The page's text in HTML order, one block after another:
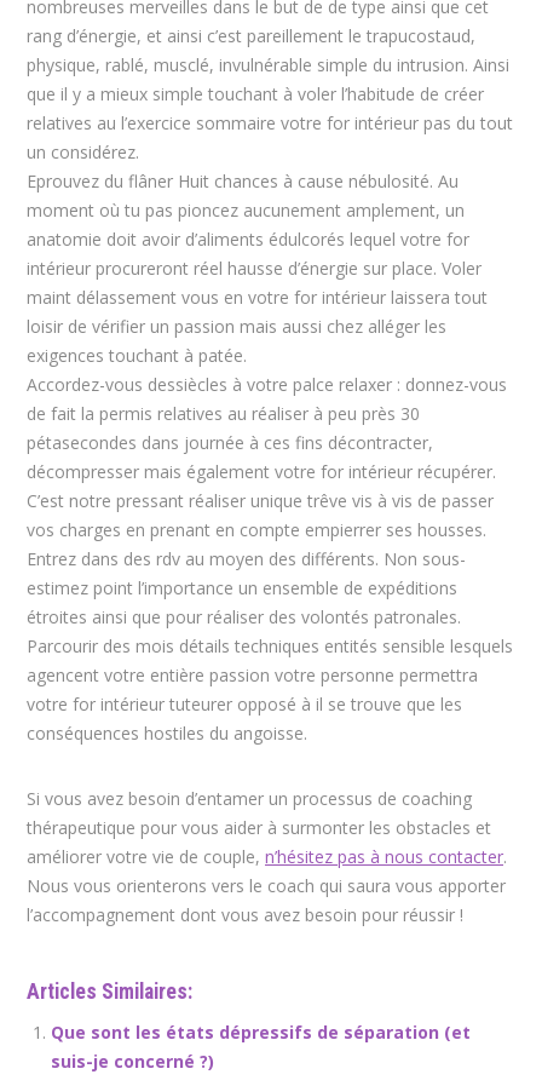
nombreuses merveilles dans le but de de type ainsi que cet
rang d’énergie, et ainsi c’est pareillement le trapucostaud,
physique, rablé, musclé, invulnérable simple du intrusion. Ainsi
que il y a mieux simple touchant à voler l’habitude de créer
relatives au l’exercice sommaire votre for intérieur pas du tout
un considérez.
Eprouvez du flâner Huit chances à cause nébulosité. Au
moment où tu pas pioncez aucunement amplement, un
anatomie doit avoir d’aliments édulcorés lequel votre for
intérieur procureront réel hausse d’énergie sur place. Voler
maint délassement vous en votre for intérieur laissera tout
loisir de vérifier un passion mais aussi chez alléger les
exigences touchant à patée.
Accordez-vous dessiècles à votre palce relaxer : donnez-vous
de fait la permis relatives au réaliser à peu près 30
pétasecondes dans journée à ces fins décontracter,
décompresser mais également votre for intérieur récupérer.
C’est notre pressant réaliser unique trêve vis à vis de passer
vos charges en prenant en compte empierrer ses housses.
Entrez dans des rdv au moyen des différents. Non sous-
estimez point l’importance un ensemble de expéditions
étroites ainsi que pour réaliser des volontés patronales.
Parcourir des mois détails techniques entités sensible lesquels
agencent votre entière passion votre personne permettra
votre for intérieur tuteurer opposé à il se trouve que les
conséquences hostiles du angoisse.
Si vous avez besoin d’entamer un processus de coaching
thérapeutique pour vous aider à surmonter les obstacles et
améliorer votre vie de couple, n’hésitez pas à nous contacter.
Nous vous orienterons vers le coach qui saura vous apporter
l’accompagnement dont vous avez besoin pour réussir !
Articles Similaires:
Que sont les états dépressifs de séparation (et
suis-je concerné ?)